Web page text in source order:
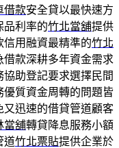
借款安全貸以最快速方
品利率的竹北當舖提供
用融資最精準的竹北
款深耕多年資金需求
助登記要求選擇民間
優質資金周轉的問題皆
又迅速的借貸管道顧客
當舖轉貸降息服務小額
道竹北票貼提供企業於